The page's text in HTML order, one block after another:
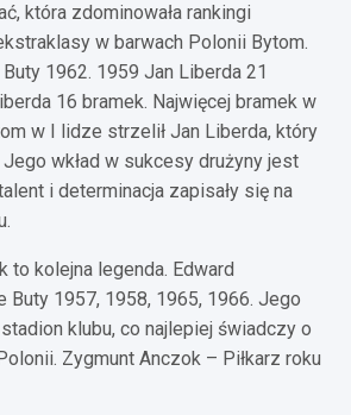
która zdominowała rankingi
w barwach Polonii Bytom.
1962. 1959 Jan Liberda 21
16 bramek. Najwięcej bramek w
w I lidze strzelił Jan Liberda, który
Jego wkład w sukcesy drużyny jest
i determinacja zapisały się na
to kolejna legenda. Edward
Buty 1957, 1958, 1965, 1966. Jego
klubu, co najlepiej świadczy o
Zygmunt Anczok – Piłkarz roku